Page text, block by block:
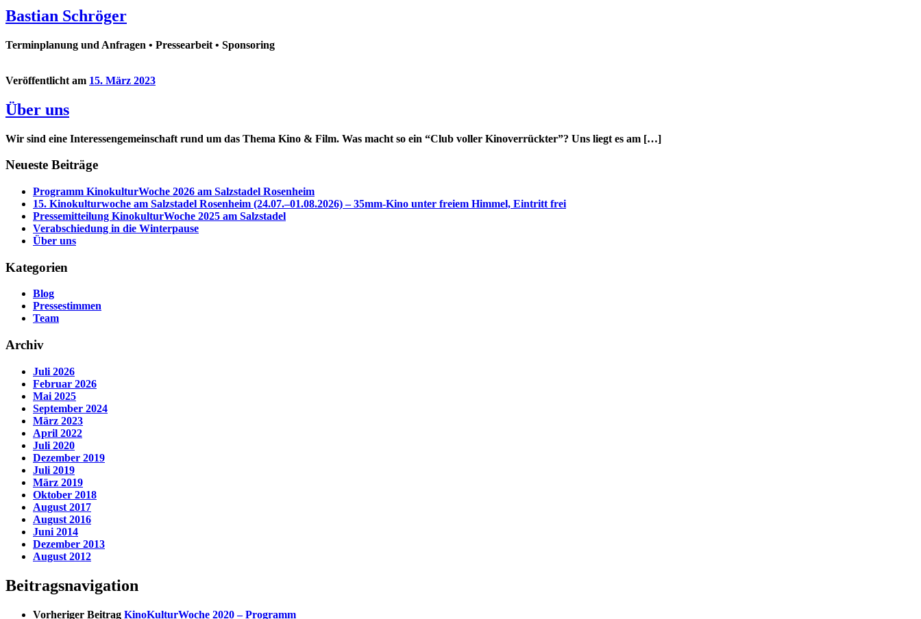
Bastian Schröger
Terminplanung und Anfragen • Pressearbeit • Sponsoring
Veröffentlicht am 15. März 2023
Über uns
Wir sind eine Interessengemeinschaft rund um das Thema Kino & Film. Was macht so ein “Club voller Kinoverrückter”? Uns liegt es am […]
Neueste Beiträge
Programm KinokulturWoche 2026 am Salzstadel Rosenheim
15. Kinokulturwoche am Salzstadel Rosenheim (24.07.–01.08.2026) – 35mm-Kino unter freiem Himmel, Eintritt frei
Pressemitteilung KinokulturWoche 2025 am Salzstadel
Verabschiedung in die Winterpause
Über uns
Kategorien
Blog
Pressestimmen
Team
Archiv
Juli 2026
Februar 2026
Mai 2025
September 2024
März 2023
April 2022
Juli 2020
Dezember 2019
Juli 2019
März 2019
Oktober 2018
August 2017
August 2016
Juni 2014
Dezember 2013
August 2012
Beitragsnavigation
Vorheriger Beitrag KinoKulturWoche 2020 – Programm